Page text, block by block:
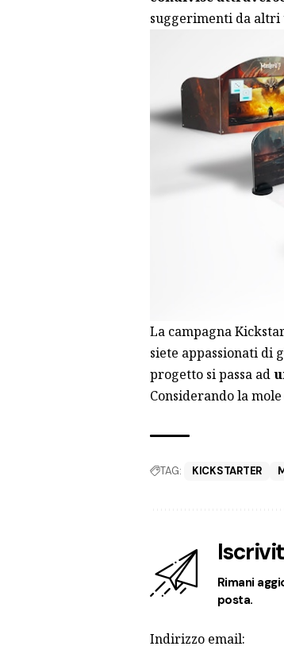
suggerimenti da altri
La campagna
siete appassionati di
progetto si passa ad
Considerando la
TAG: KICKSTARTER
Rimani
posta.
Indirizzo email: